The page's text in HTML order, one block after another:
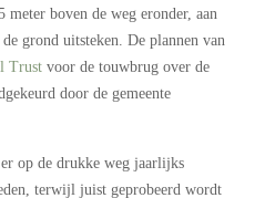
boven de weg eronder, aan
grond uitsteken. De plannen van
Trust voor de touwbrug over de
door de gemeente
op de drukke weg jaarlijks
terwijl juist geprobeerd wordt